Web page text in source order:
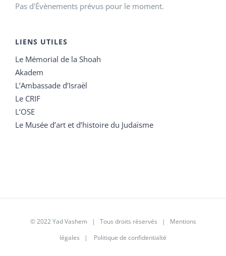
Pas d'Évènements prévus pour le moment.
LIENS UTILES
Le Mémorial de la Shoah
Akadem
L’Ambassade d’Israël
Le CRIF
L’OSE
Le Musée d’art et d’histoire du Judaïsme
© 2022 Yad Vashem | Tous droits réservés | Mentions
légales | Politique de confidentialté